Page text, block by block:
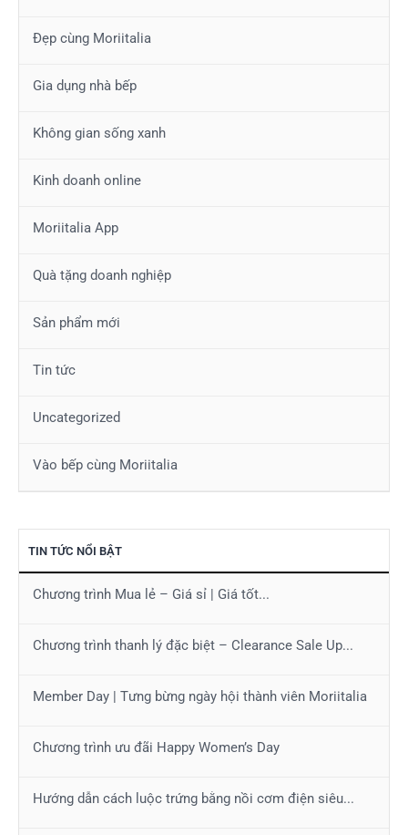
Đẹp cùng Moriitalia
Gia dụng nhà bếp
Không gian sống xanh
Kinh doanh online
Moriitalia App
Quà tặng doanh nghiệp
Sản phẩm mới
Tin tức
Uncategorized
Vào bếp cùng Moriitalia
TIN TỨC NỔI BẬT
Chương trình Mua lẻ – Giá sỉ | Giá tốt...
Chương trình thanh lý đặc biệt – Clearance Sale Up...
Member Day | Tưng bừng ngày hội thành viên Moriitalia
Chương trình ưu đãi Happy Women’s Day
Hướng dẫn cách luộc trứng bằng nồi cơm điện siêu...